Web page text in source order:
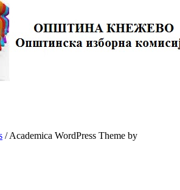
/ Academica WordPress Theme by